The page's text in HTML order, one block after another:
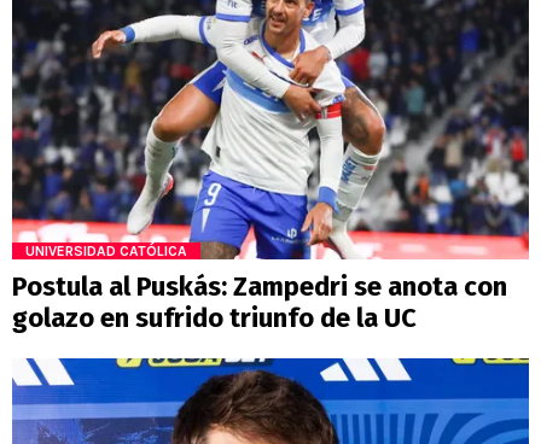
UNIVERSIDAD CATÓLICA
Postula al Puskás: Zampedri se anota con
golazo en sufrido triunfo de la UC